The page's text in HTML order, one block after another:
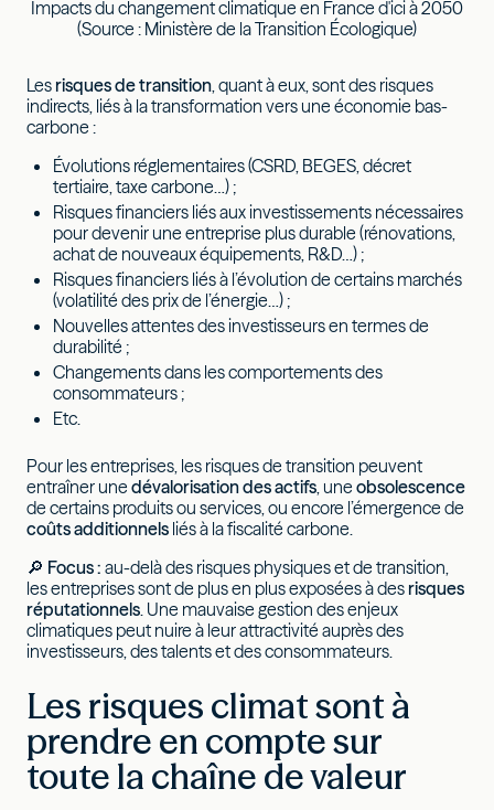
Impacts du changement climatique en France d'ici à 2050
(Source : Ministère de la Transition Écologique)
Les risques de transition, quant à eux, sont des risques
indirects, liés à la transformation vers une économie bas-
carbone :
Évolutions réglementaires (CSRD, BEGES, décret
tertiaire, taxe carbone…) ;
Risques financiers liés aux investissements nécessaires
pour devenir une entreprise plus durable (rénovations,
achat de nouveaux équipements, R&D…) ;
Risques financiers liés à l’évolution de certains marchés
(volatilité des prix de l’énergie…) ;
Nouvelles attentes des investisseurs en termes de
durabilité ;
Changements dans les comportements des
consommateurs ;
Etc.
Pour les entreprises, les risques de transition peuvent
entraîner une dévalorisation des actifs, une obsolescence
de certains produits ou services, ou encore l’émergence de
coûts additionnels liés à la fiscalité carbone.
🔎 Focus : au-delà des risques physiques et de transition,
les entreprises sont de plus en plus exposées à des risques
réputationnels. Une mauvaise gestion des enjeux
climatiques peut nuire à leur attractivité auprès des
investisseurs, des talents et des consommateurs.
Les risques climat sont à
prendre en compte sur
toute la chaîne de valeur